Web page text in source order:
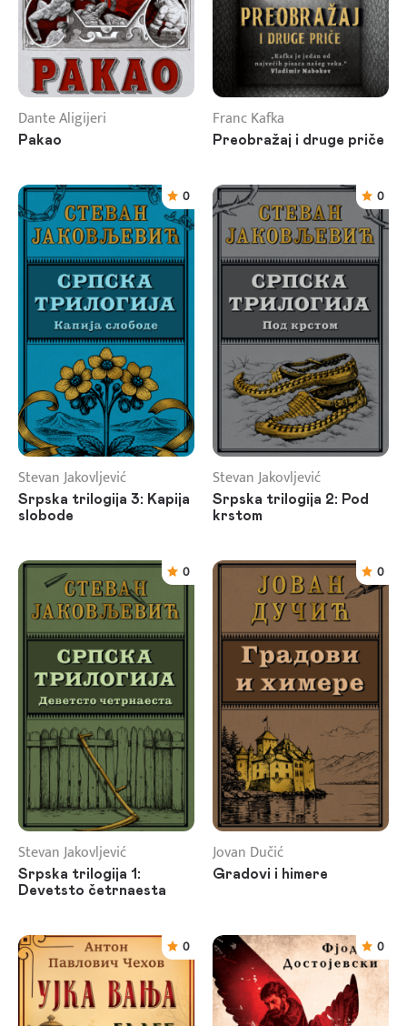
Dante Aligijeri
Pakao
Franc Kafka
Preobražaj i druge priče
0
Stevan Jakovljević
Srpska trilogija 3: Kapija
slobode
0
Stevan Jakovljević
Srpska trilogija 2: Pod
krstom
0
Stevan Jakovljević
Srpska trilogija 1:
Devetsto četrnaesta
0
Jovan Dučić
Gradovi i himere
0 0